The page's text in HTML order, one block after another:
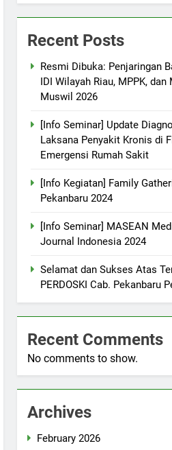
Recent Posts
Resmi Dibuka: Penjaringan
IDI Wilayah Riau, MPPK, dan
Muswil 2026
[Info Seminar] Update
Laksana Penyakit Kronis di
Emergensi Rumah Sakit
[Info Kegiatan] Family
Pekanbaru 2024
[Info Seminar] MASEAN
Journal Indonesia 2024
Selamat dan Sukses Atas
PERDOSKI Cab. Pekanbaru
Recent Comments
No comments to show.
Archives
February 2026